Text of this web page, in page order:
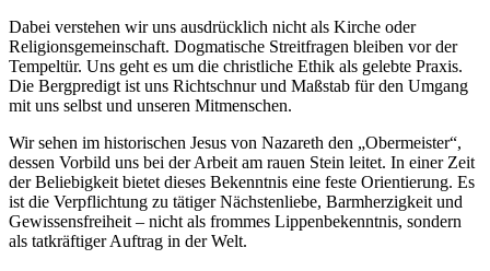
Dabei verstehen wir uns ausdrücklich nicht als Kirche oder
Religionsgemeinschaft. Dogmatische Streitfragen bleiben vor der
Tempeltür. Uns geht es um die christliche Ethik als gelebte Praxis.
Die Bergpredigt ist uns Richtschnur und Maßstab für den Umgang
mit uns selbst und unseren Mitmenschen.
Wir sehen im historischen Jesus von Nazareth den „Obermeister“,
dessen Vorbild uns bei der Arbeit am rauen Stein leitet. In einer Zeit
der Beliebigkeit bietet dieses Bekenntnis eine feste Orientierung. Es
ist die Verpflichtung zu tätiger Nächstenliebe, Barmherzigkeit und
Gewissensfreiheit – nicht als frommes Lippenbekenntnis, sondern
als tatkräftiger Auftrag in der Welt.